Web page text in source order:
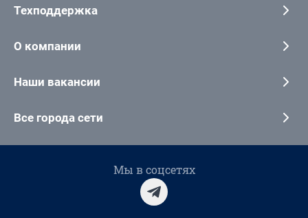
Техподдержка
О компании
Наши вакансии
Все города сети
Мы в соцсетях